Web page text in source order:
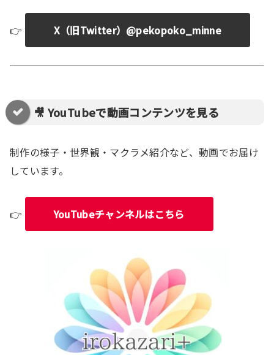
👉 X（旧Twitter）@pekopoko_minne
🎥 YouTubeで動画コンテンツを見る
制作の様子・世界観・マクラメ紹介など、動画でお届け
しています。
👉 YouTubeチャンネルはこちら